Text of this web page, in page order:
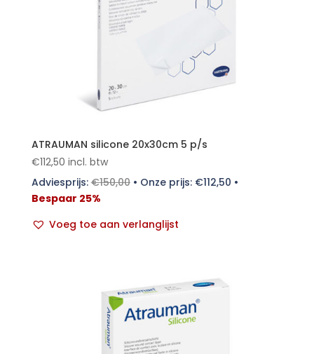
ATRAUMAN silicone 20x30cm 5 p/s
€112,50 incl. btw
Adviesprijs:€150,00• Onze prijs: €112,50 •
Bespaar 25%
Voeg toe aan verlanglijst